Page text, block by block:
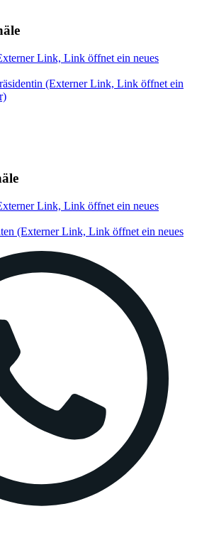
Link, Link öffnet ein neues
(Externer Link, Link öffnet ein
Link, Link öffnet ein neues
(Externer Link, Link öffnet ein neues